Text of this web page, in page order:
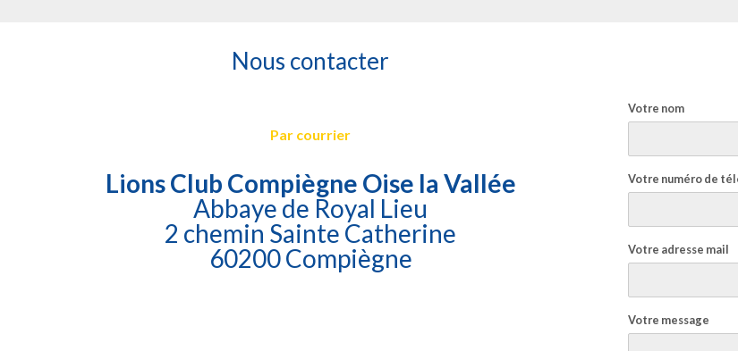
Nous contacter
Par courrier
Lions Club Compiègne Oise la Vallée
Abbaye de Royal Lieu
2 chemin Sainte Catherine
60200 Compiègne
Votre nom
Votre numéro de
Votre adresse mail
Votre message